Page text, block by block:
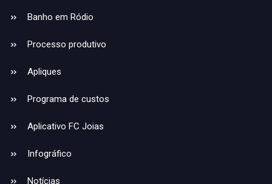
Banho em Ródio
Processo produtivo
Apliques
Programa de custos
Aplicativo FC Joias
Infográfico
Notícias